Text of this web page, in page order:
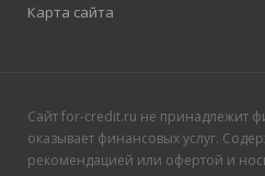
Карта сайта
Сайт for-credit.ru не принадлежит
оказывает финансовых услуг.
рекомендацией или офертой и